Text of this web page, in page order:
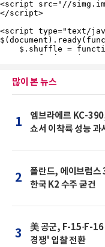
많이 본 뉴스
1
엠브라에르 KC-
쇼서 이착륙 성능 과
2
폴란드, 에이브럼스
한국 K2 수주 굳건
3
美 공군, F-15·F-
경쟁' 입찰 전환